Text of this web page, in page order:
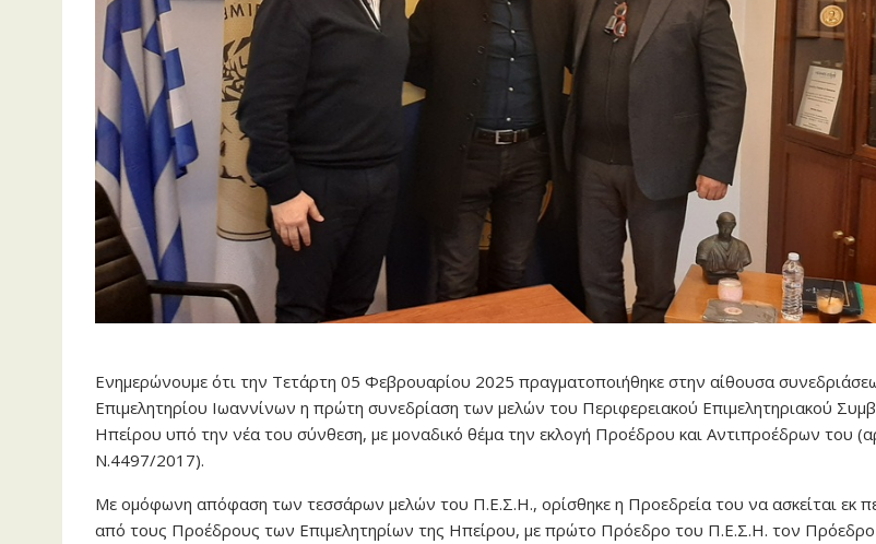
Ενημερώνουμε ότι την Τετάρτη 05 Φεβρουαρίου 2025 πραγματοποιήθηκε στην αίθουσα
Επιμελητηρίου Ιωαννίνων η πρώτη συνεδρίαση των μελών του Περιφερειακού Επιμελητηριακού
Ηπείρου υπό την νέα του σύνθεση, με μοναδικό θέμα την εκλογή Προέδρου και Αντιπροέδρων του
Ν.4497/2017).
Με ομόφωνη απόφαση των τεσσάρων μελών του Π.Ε.Σ.Η., ορίσθηκε η Προεδρεία του να ασκείται εκ
από τους Προέδρους των Επιμελητηρίων της Ηπείρου, με πρώτο Πρόεδρο του Π.Ε.Σ.Η. τον